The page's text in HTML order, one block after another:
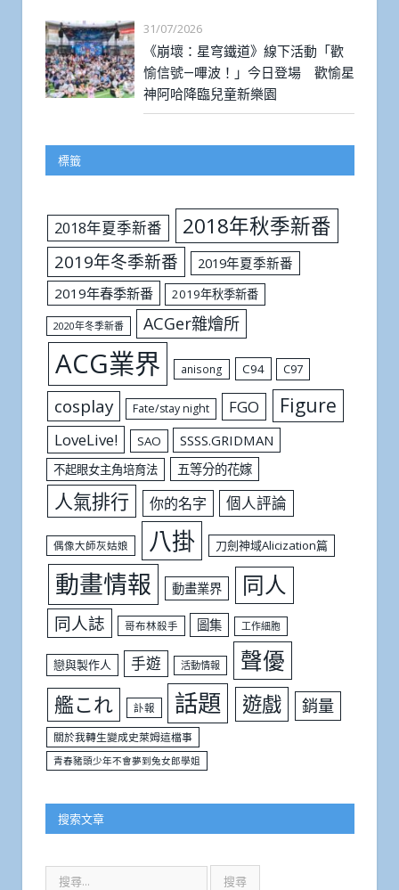
31/07/2026
《崩壞：星穹鐵道》線下活動「歡
愉信號—嗶波！」今日登場 歡愉星
神阿哈降臨兒童新樂園
標籤
2018年夏季新番 2018年秋季新番
2019年冬季新番
2019年夏季新番
2019年春季新番
2019年秋季新番
2020年冬季新番 ACGer雜燴所
ACG業界 anisong C94 C97
cosplay Fate/stay night FGO Figure
LoveLive! SAO SSSS.GRIDMAN
不起眼女主角培育法 五等分的花嫁
人氣排行 你的名字 個人評論
偶像大師灰姑娘 八掛 刀劍神域Alicization篇
動畫情報 動畫業界 同人
同人誌 哥布林殺手 圖集 工作細胞
戀與製作人 手遊 活動情報 聲優
艦これ 訃報 話題 遊戲 銷量
關於我轉生變成史萊姆這檔事
青春豬頭少年不會夢到兔女郎學姐
搜索文章